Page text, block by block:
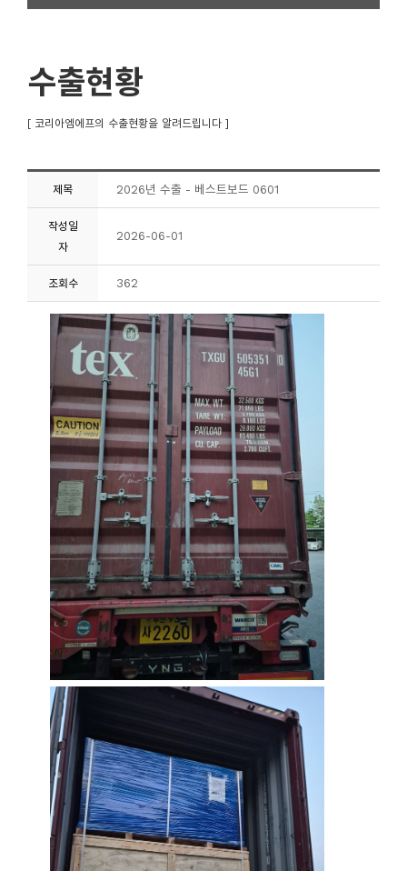
수출현황
[ 코리아엠에프의 수출현황을 알려드립니다 ]
제목 2026년 수출 - 베스트보드 0601
작성일
자
2026-06-01
조회수 362